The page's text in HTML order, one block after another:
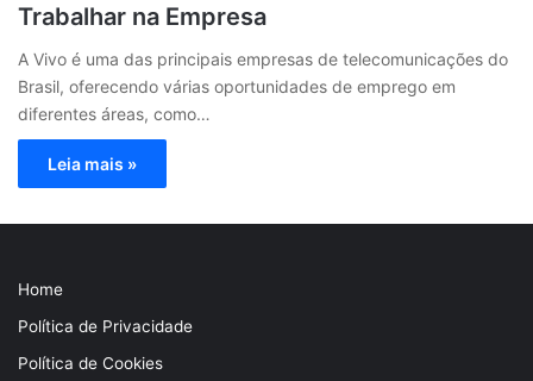
Trabalhar na Empresa
A Vivo é uma das principais empresas de telecomunicações do
Brasil, oferecendo várias oportunidades de emprego em
diferentes áreas, como…
Leia mais »
Home
Política de Privacidade
Política de Cookies